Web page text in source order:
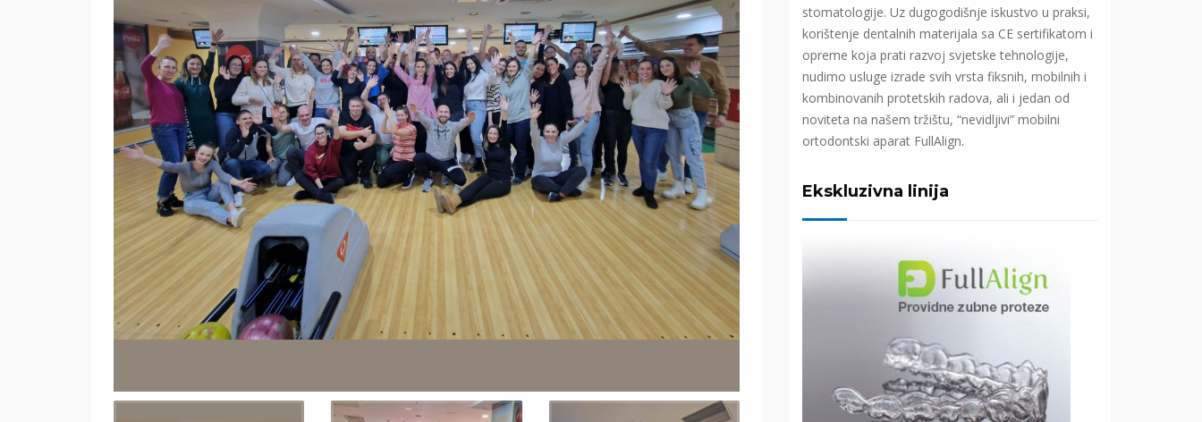
PROČITAJ VIŠE
stomatologije. Uz dugogodišnje iskustvo u praksi,
korištenje dentalnih materijala sa CE sertifikatom i
opreme koja prati razvoj svjetske tehnologije,
nudimo usluge izrade svih vrsta fiksnih, mobilnih i
kombinovanih protetskih radova, ali i jedan od
noviteta na našem tržištu, “nevidljivi” mobilni
ortodontski aparat FullAlign.
Ekskluzivna linija